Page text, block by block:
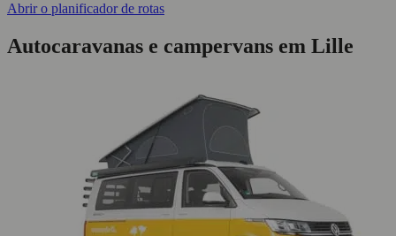
Abrir o planificador de rotas
Autocaravanas e campervans em Lille